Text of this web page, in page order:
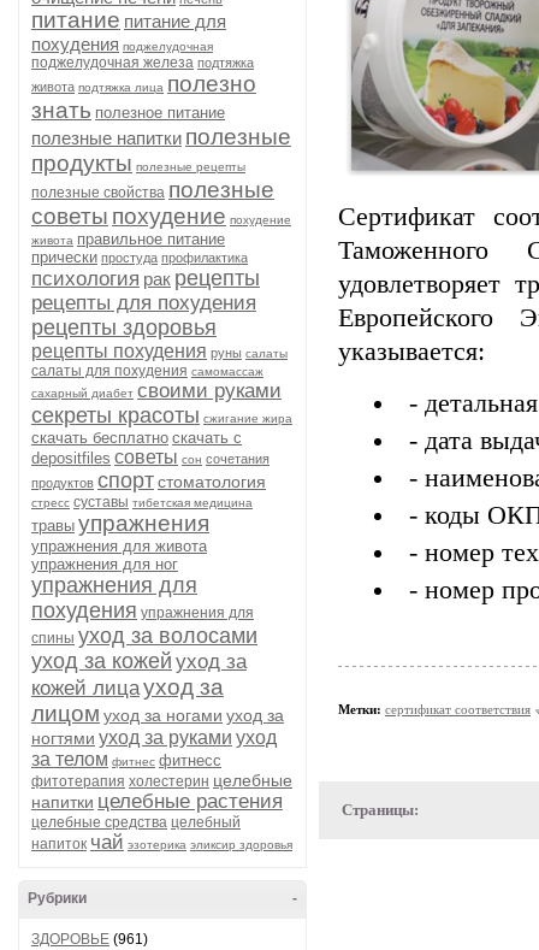
питание питание для
похудения поджелудочная
поджелудочная железа подтяжка
живота подтяжка лица полезно
знать полезное питание
полезные напитки полезные
продукты полезные рецепты
полезные свойства полезные
советы похудение похудение
живота правильное питание
прически простуда профилактика
психология рак рецепты
рецепты для похудения
рецепты здоровья
рецепты похудения руны салаты
салаты для похудения самомассаж
сахарный диабет своими руками
секреты красоты сжигание жира
скачать бесплатно скачать с
depositfiles советы сон сочетания
продуктов спортстоматология
стресс суставы тибетская медицина
травы упражнения
упражнения для живота
упражнения для ног
упражнения для
похудения упражнения для
спины уход за волосами
уход за кожей уход за
кожей лицауход за
лицом уход за ногами уход за
ногтями уход за руками уход
за телом фитнес фитнесс
фитотерапия холестерин целебные
напитки целебные растения
целебные средства целебный
напиток чай эзотерика эликсир здоровья
-
Рубрики
ЗДОРОВЬЕ (961)
Сертификат
Таможенного
удовлетворяет
Европейского
указывается:
-
- дата
-
- коды
- номер
- номер
Метки: сертификат соответствия
Страницы: